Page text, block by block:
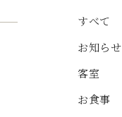
すべて
お知らせ
客室
お食事